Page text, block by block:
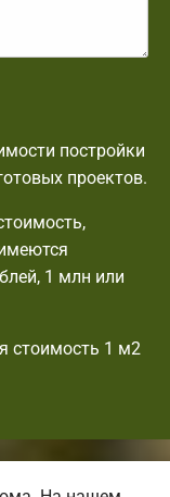
постройки
проектов.
1 млн или
стоимость 1 м2